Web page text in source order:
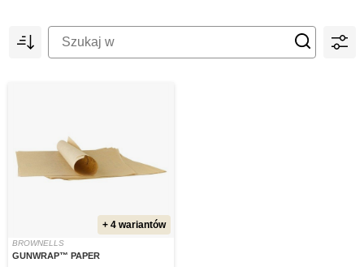
+ 4 wariantów
BROWNELLS
GUNWRAP™ PAPER